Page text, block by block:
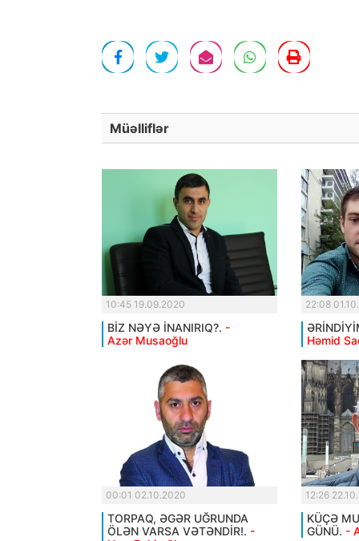
Müəlliflər
10:45 19.09.2020
BİZ NƏYƏ İNANIRIQ?. -
Azər Musaoğlu
22:08
Həmid
00:01 02.10.2020
TORPAQ, ƏGƏR UĞRUNDA
ÖLƏN VARSA VƏTƏNDİR!. -
12:26
KÜÇƏ
GÜNÜ. -